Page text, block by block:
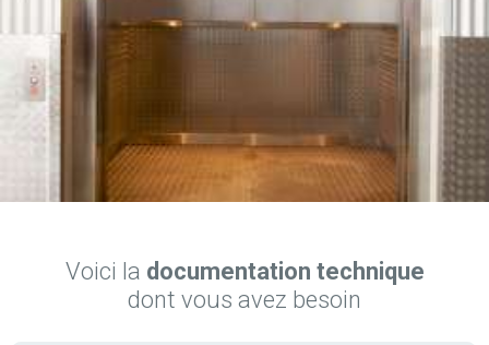
Voici la documentation technique
dont vous avez besoin